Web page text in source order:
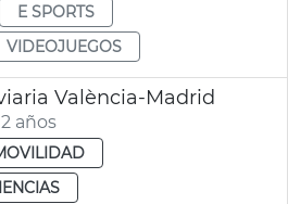
E SPORTS
VIDEOJUEGOS
València-Madrid
años